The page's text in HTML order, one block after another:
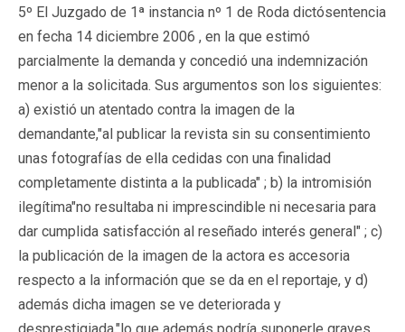
5º El Juzgado de 1ª instancia nº 1 de Roda dictósentencia
en fecha 14 diciembre 2006 , en la que estimó
parcialmente la demanda y concedió una indemnización
menor a la solicitada. Sus argumentos son los siguientes:
a) existió un atentado contra la imagen de la
demandante,"al publicar la revista sin su consentimiento
unas fotografías de ella cedidas con una finalidad
completamente distinta a la publicada" ; b) la intromisión
ilegítima"no resultaba ni imprescindible ni necesaria para
dar cumplida satisfacción al reseñado interés general" ; c)
la publicación de la imagen de la actora es accesoria
respecto a la información que se da en el reportaje, y d)
además dicha imagen se ve deteriorada y